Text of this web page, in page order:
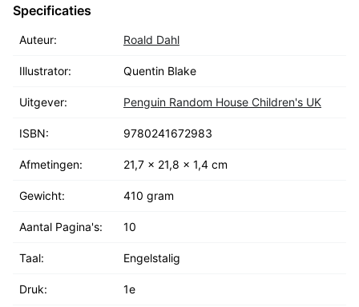
Specificaties
Auteur: Roald Dahl
Illustrator: Quentin Blake
Uitgever: Penguin Random House Children's UK
ISBN: 9780241672983
Afmetingen: 21,7 x 21,8 x 1,4 cm
Gewicht: 410 gram
Aantal Pagina's: 10
Taal: Engelstalig
Druk: 1e